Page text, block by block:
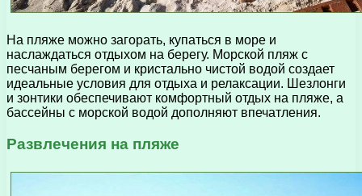
На пляже можно загорать, купаться в море и
наслаждаться отдыхом на берегу. Морской пляж с
песчаным берегом и кристально чистой водой создает
идеальные условия для отдыха и релаксации. Шезлонги
и зонтики обеспечивают комфортный отдых на пляже, а
бассейны с морской водой дополняют впечатления.
Развлечения на пляже